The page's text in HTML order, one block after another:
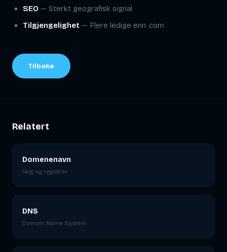
SEO — Sterkt geografisk signal
Tilgjengelighet — Flere ledige enn .com
Tilbake
Relatert
Domenenavn
Velg og registrer
DNS
Domain Name System